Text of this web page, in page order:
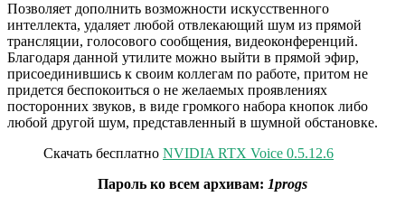
Позволяет дополнить возможности искусственного
интеллекта, удаляет любой отвлекающий шум из прямой
трансляции, голосового сообщения, видеоконференций.
Благодаря данной утилите можно выйти в прямой эфир,
присоединившись к своим коллегам по работе, притом не
придется беспокоиться о не желаемых проявлениях
посторонних звуков, в виде громкого набора кнопок либо
любой другой шум, представленный в шумной обстановке.
Скачать бесплатно NVIDIA RTX Voice 0.5.12.6
Пароль ко всем архивам: 1progs